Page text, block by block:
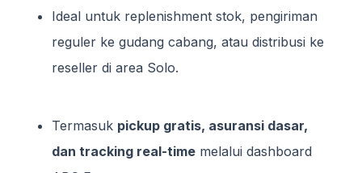
Ideal untuk replenishment stok, pengiriman
reguler ke gudang cabang, atau distribusi ke
reseller di area Solo.
Termasuk pickup gratis, asuransi dasar,
dan tracking real-time melalui dashboard